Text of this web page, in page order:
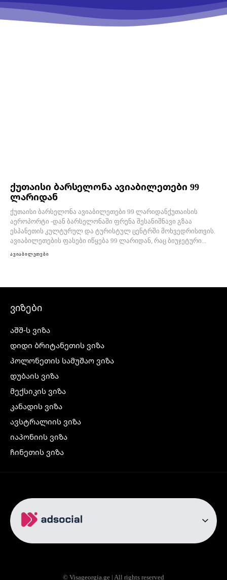
ქუთაისი ბარსელონა ავიაბილეთები 99
ლარიდან
ქუთაისი ბარსელონა ავიაბილეთები 99 ლარიდანქუთაისის
აეროპორტი -დან ბარსელონაში ფრენა შესანიშნავი გზაა
ესპანეთის კულტურულ და ტურისტულ ცენტრში მოხვედრისთვის.
ავიაბილეთების ფასები იწყება 99 ლარიდან, რაც ბიუჯეტური...
ავიაბილეთები
ვიზები
აშშ-ს ვიზა
დიდი ბრიტანეთის ვიზა
პოლონეთის სამუშაო ვიზა
დუბაის ვიზა
მექსიკის ვიზა
კანადის ვიზა
ავსტრალიის ვიზა
იაპონიის ვიზა
ჩინეთის ვიზა
ჩრდილოეთ ირლანდიის ვიზა
რუსეთის ვიზა
ავიაბილეთები
© Visageorgia.ge | All rights reserved